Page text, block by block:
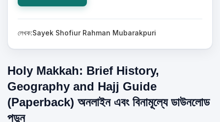
লেখক:Sayek Shofiur Rahman Mubarakpuri
Holy Makkah: Brief History,
Geography and Hajj Guide
(Paperback) অনলাইন এবং বিনামূল্যে ডাউনলোড
পড়ুন